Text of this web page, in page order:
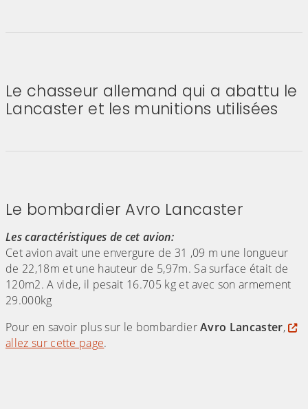
Le chasseur allemand qui a abattu le
Lancaster et les munitions utilisées
Le bombardier Avro Lancaster
Les caractéristiques de cet avion:
Cet avion avait une envergure de 31 ,09 m une longueur
de 22,18m et une hauteur de 5,97m. Sa surface était de
120m2. A vide, il pesait 16.705 kg et avec son armement
29.000kg
Pour en savoir plus sur le bombardierAvro Lancaster,
allez sur cette page.